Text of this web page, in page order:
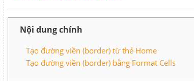
Nội dung chính
Tạo đường viền (border) từ thẻ Home
Tạo đường viền (border) bằng Format Cells